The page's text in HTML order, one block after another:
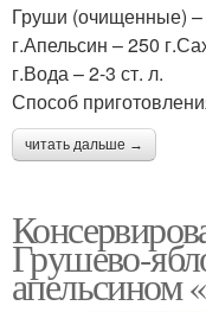
Груши (очищенные)
г.Апельсин – 250
г.Вода – 2-3 ст. л.
Способ
читать дальше →
Грушево-
апельсином